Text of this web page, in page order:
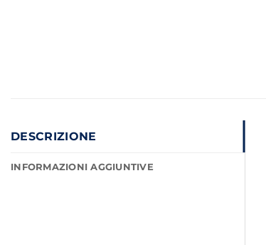
DESCRIZIONE
INFORMAZIONI AGGIUNTIVE